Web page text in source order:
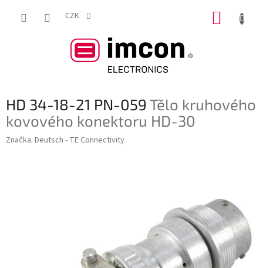
CZK
HD 34-18-21 PN-059 Tělo kruhového
kovového konektoru HD-30
Značka: Deutsch - TE Connectivity